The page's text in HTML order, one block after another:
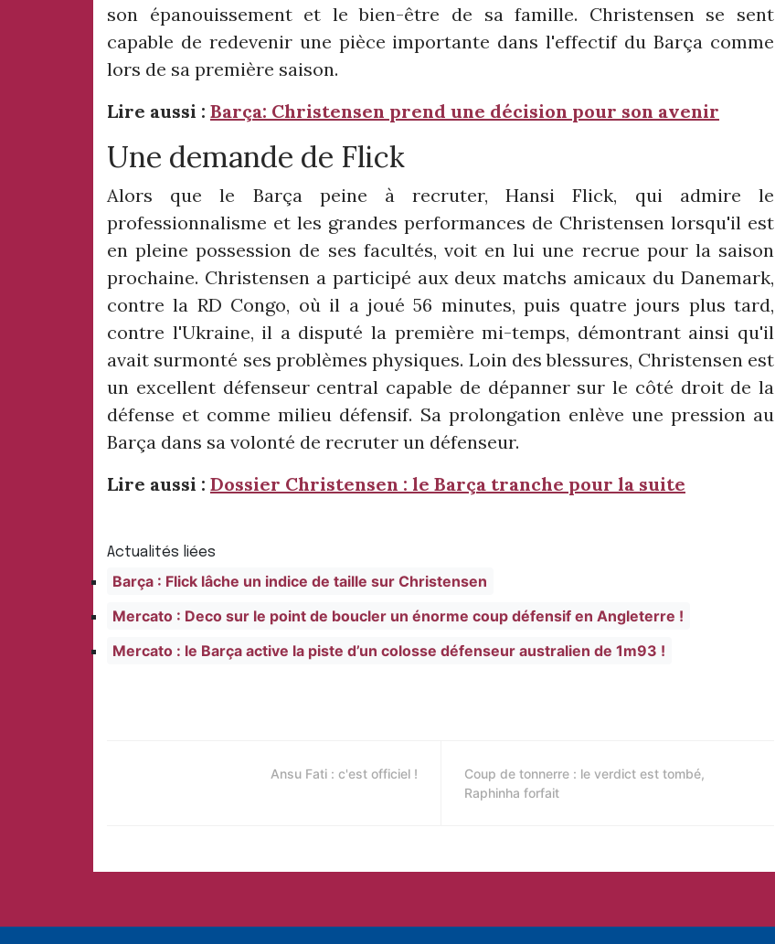
son épanouissement et le bien-être de sa famille. Christensen se sent
capable de redevenir une pièce importante dans l'effectif du Barça comme
lors de sa première saison.
Lire aussi : Barça: Christensen prend une décision pour son avenir
Une demande de Flick
Alors que le Barça peine à recruter, Hansi Flick, qui admire le
professionnalisme et les grandes performances de Christensen lorsqu'il est
en pleine possession de ses facultés, voit en lui une recrue pour la saison
prochaine. Christensen a participé aux deux matchs amicaux du Danemark,
contre la RD Congo, où il a joué 56 minutes, puis quatre jours plus tard,
contre l'Ukraine, il a disputé la première mi-temps, démontrant ainsi qu'il
avait surmonté ses problèmes physiques. Loin des blessures, Christensen est
un excellent défenseur central capable de dépanner sur le côté droit de la
défense et comme milieu défensif. Sa prolongation enlève une pression au
Barça dans sa volonté de recruter un défenseur.
Lire aussi : Dossier Christensen : le Barça tranche pour la suite
Actualités liées
Barça : Flick lâche un indice de taille sur Christensen
Mercato : Deco sur le point de boucler un énorme coup défensif en Angleterre !
Mercato : le Barça active la piste d’un colosse défenseur australien de 1m93 !
Ansu Fati : c'est officiel !
Coup de tonnerre : le verdict est tombé,
Raphinha forfait